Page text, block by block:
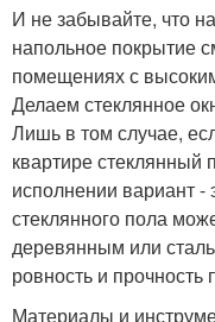
И не забывайте, что
напольное покрытие
помещениях с
Делаем стеклянное
Лишь в том случае,
квартире стеклянный
исполнении вариант
стеклянного пола
деревянным или
ровность и прочность
Материалы и